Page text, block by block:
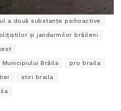
a două substanțe psihoactive
și jandarmilor brăileni
Brăila pro braila
stiri braila